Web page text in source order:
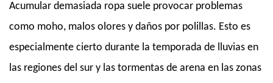
Acumular demasiada ropa suele provocar problemas
como moho, malos olores y daños por polillas. Esto es
especialmente cierto durante la temporada de lluvias en
las regiones del sur y las tormentas de arena en las zonas